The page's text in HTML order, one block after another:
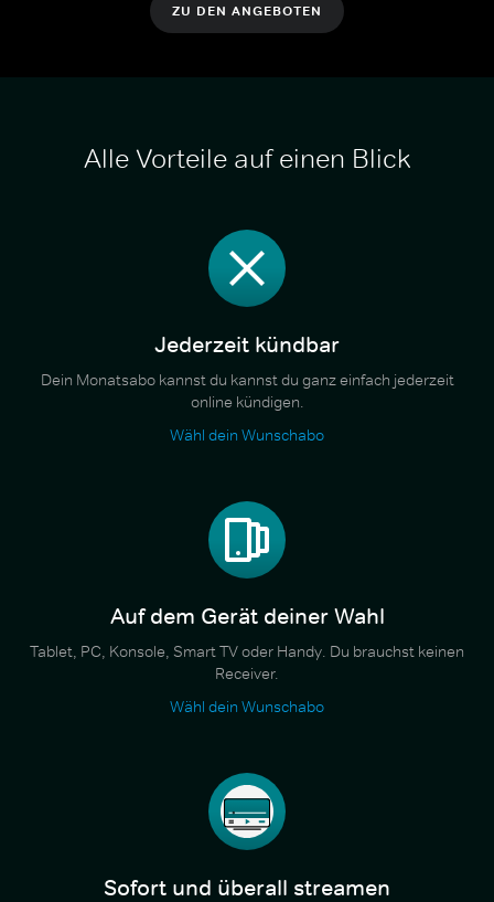
ZU DEN ANGEBOTEN
Alle Vorteile auf einen Blick
Jederzeit kündbar
Dein Monatsabo kannst du kannst du ganz einfach jederzeit
online kündigen.
Wähl dein Wunschabo
Auf dem Gerät deiner Wahl
Tablet, PC, Konsole, Smart TV oder Handy. Du brauchst keinen
Receiver.
Wähl dein Wunschabo
Sofort und überall streamen